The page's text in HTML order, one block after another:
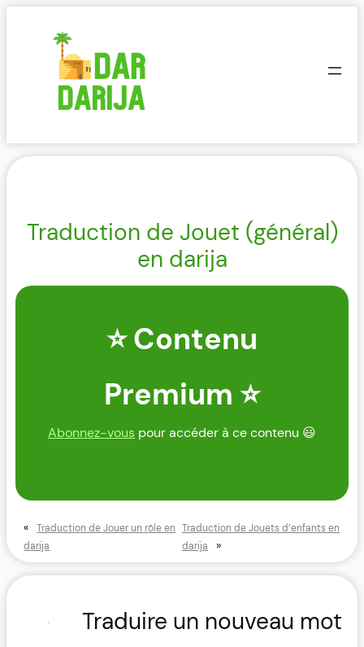
Traduction de Jouet (général)
en darija
⭐ Contenu
Premium ⭐
Abonnez-vous pour accéder à ce contenu 😃
«
Traduction de Jouer un rôle en
darija
Traduction de Jouets d’enfants en
darija
»
Traduire un nouveau mot